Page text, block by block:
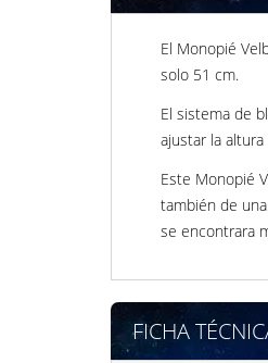
El Monopié
solo 51 cm.
El sistema de
ajustar la
Este Monopié
también de
se encontrara
FICHA